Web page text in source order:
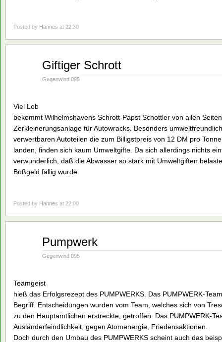
Posted by Hannes at 22:30
Giftiger Schrott
Gegenwind 095
Viel Lob
bekommt Wilhelmshavens Schrott-Papst Schottler von allen
Zerkleinerungsanlage für Autowracks. Besonders
verwertbaren Autoteilen die zum Billigstpreis von 12 DM pro
landen, finden sich kaum Umweltgifte. Da sich allerdings nichts
verwunderlich, daß die Abwasser so stark mit Umweltgiften
Bußgeld fällig wurde.
Posted by Hannes at 22:00
Pumpwerk
Gegenwind 095
Teamgeist
hieß das Erfolgsrezept des PUMPWERKS. Das PUMPWERK-
Begriff. Entscheidungen wurden vom Team, welches sich von
zu den Hauptamtlichen erstreckte, getroffen. Das PUMPWERK-
Ausländerfeindlichkeit, gegen Atomenergie, Friedensaktionen.
Doch durch den Umbau des PUMPWERKS scheint auch das